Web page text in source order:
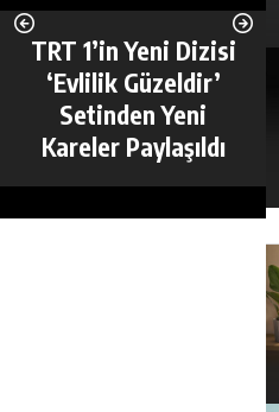
TRT 1’in Yeni Dizisi
‘Evlilik Güzeldir’
Setinden Yeni
Kareler Paylaşıldı